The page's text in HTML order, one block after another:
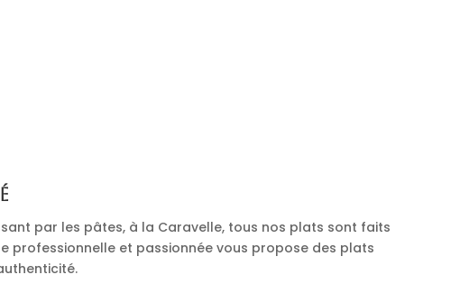
par les pâtes, à la Caravelle, tous nos plats sont faits
professionnelle et passionnée vous propose des plats